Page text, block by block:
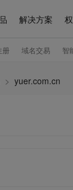
> yuer.com.cn